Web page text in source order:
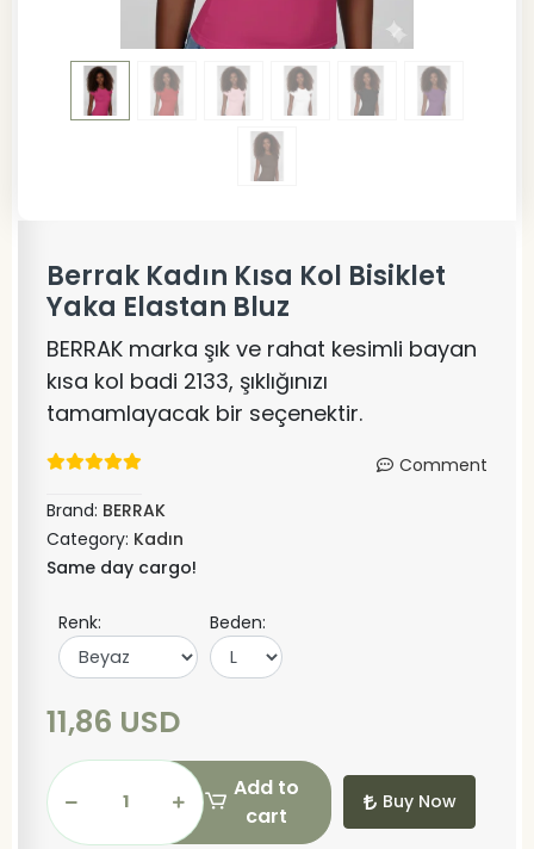
Berrak Kadın Kısa Kol Bisiklet
Yaka Elastan Bluz
BERRAK marka şık ve rahat kesimli bayan
kısa kol badi 2133, şıklığınızı
tamamlayacak bir seçenektir.
Comment
Brand: BERRAK
Category: Kadın
Same day cargo!
Renk: Beden:
11,86 USD
Add to
cart
Buy Now